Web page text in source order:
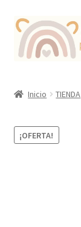
Ir
la
Ir
contenido
Inicio TIENDA
¡OFERTA!